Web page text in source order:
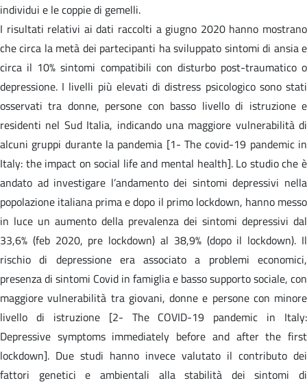
individui e le coppie di gemelli.
I risultati relativi ai dati raccolti a giugno 2020 hanno mostrano
che circa la metà dei partecipanti ha sviluppato sintomi di ansia e
circa il 10% sintomi compatibili con disturbo post-traumatico o
depressione. I livelli più elevati di distress psicologico sono stati
osservati tra donne, persone con basso livello di istruzione e
residenti nel Sud Italia, indicando una maggiore vulnerabilità di
alcuni gruppi durante la pandemia [1- The covid-19 pandemic in
Italy: the impact on social life and mental health]. Lo studio che è
andato ad investigare l’andamento dei sintomi depressivi nella
popolazione italiana prima e dopo il primo lockdown, hanno messo
in luce un aumento della prevalenza dei sintomi depressivi dal
33,6% (feb 2020, pre lockdown) al 38,9% (dopo il lockdown). Il
rischio di depressione era associato a problemi economici,
presenza di sintomi Covid in famiglia e basso supporto sociale, con
maggiore vulnerabilità tra giovani, donne e persone con minore
livello di istruzione [2- The COVID-19 pandemic in Italy:
Depressive symptoms immediately before and after the first
lockdown]. Due studi hanno invece valutato il contributo dei
fattori genetici e ambientali alla stabilità dei sintomi di